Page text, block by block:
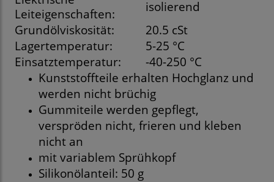
Leiteigenschaften:
isolierend
Grundölviskosität:
20.5 cSt
Lagertemperatur:
5-25 °C
Einsatztemperatur:
-40-250 °C
Kunststoffteile erhalten Hochglanz und
werden nicht brüchig
Gummiteile werden gepflegt,
verspröden nicht, frieren und kleben
nicht an
mit variablem Sprühkopf
Silikonölanteil: 50 g